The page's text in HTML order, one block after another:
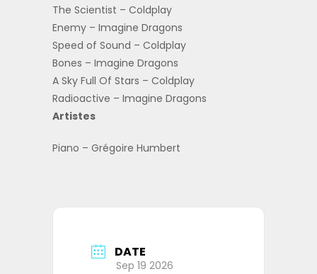
The Scientist – Coldplay
Enemy – Imagine Dragons
Speed of Sound – Coldplay
Bones – Imagine Dragons
A Sky Full Of Stars – Coldplay
Radioactive – Imagine Dragons
Artistes
Piano – Grégoire Humbert
DATE
Sep 19 2026